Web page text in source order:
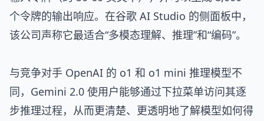
个令牌的输出响应。在谷歌 AI Studio 的侧面板中，
该公司声称它最适合“多模态理解、推理”和“编码”。
与竞争对手 OpenAI 的 o1 和 o1 mini 推理模型不
同，Gemini 2.0 使用户能够通过下拉菜单访问其逐
步推理过程，从而更清楚、更透明地了解模型如何得